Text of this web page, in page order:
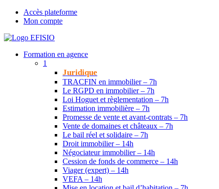
Accès plateforme
Mon compte
Formation en agence
1
Juridique
TRACFIN en immobilier – 7h
Le RGPD en immobilier – 7h
Loi Hoguet et règlementation – 7h
Estimation immobilière – 7h
Promesse de vente et avant-contrats – 7h
Vente de domaines et châteaux – 7h
Le bail réel et solidaire – 7h
Droit immobilier – 14h
Négociateur immobilier – 14h
Cession de fonds de commerce – 14h
Viager (expert) – 14h
VEFA – 14h